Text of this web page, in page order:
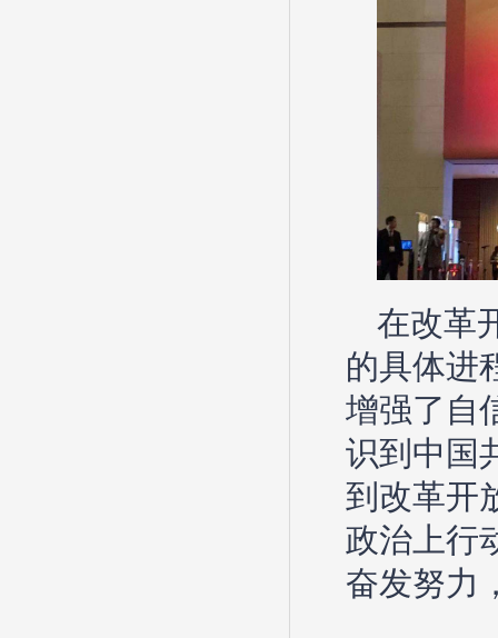
在改革
的具体进
增强了自
识到中国
到改革开
政治上行
奋发努力